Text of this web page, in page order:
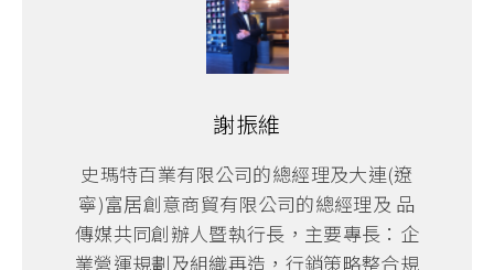
謝振維
史瑪特百業有限公司的總經理及大連(遼
寧)富居創意商貿有限公司的總經理及 品
傳媒共同創辦人暨執行長，主要專長：企
業營運規劃及組織再造，行銷策略整合規